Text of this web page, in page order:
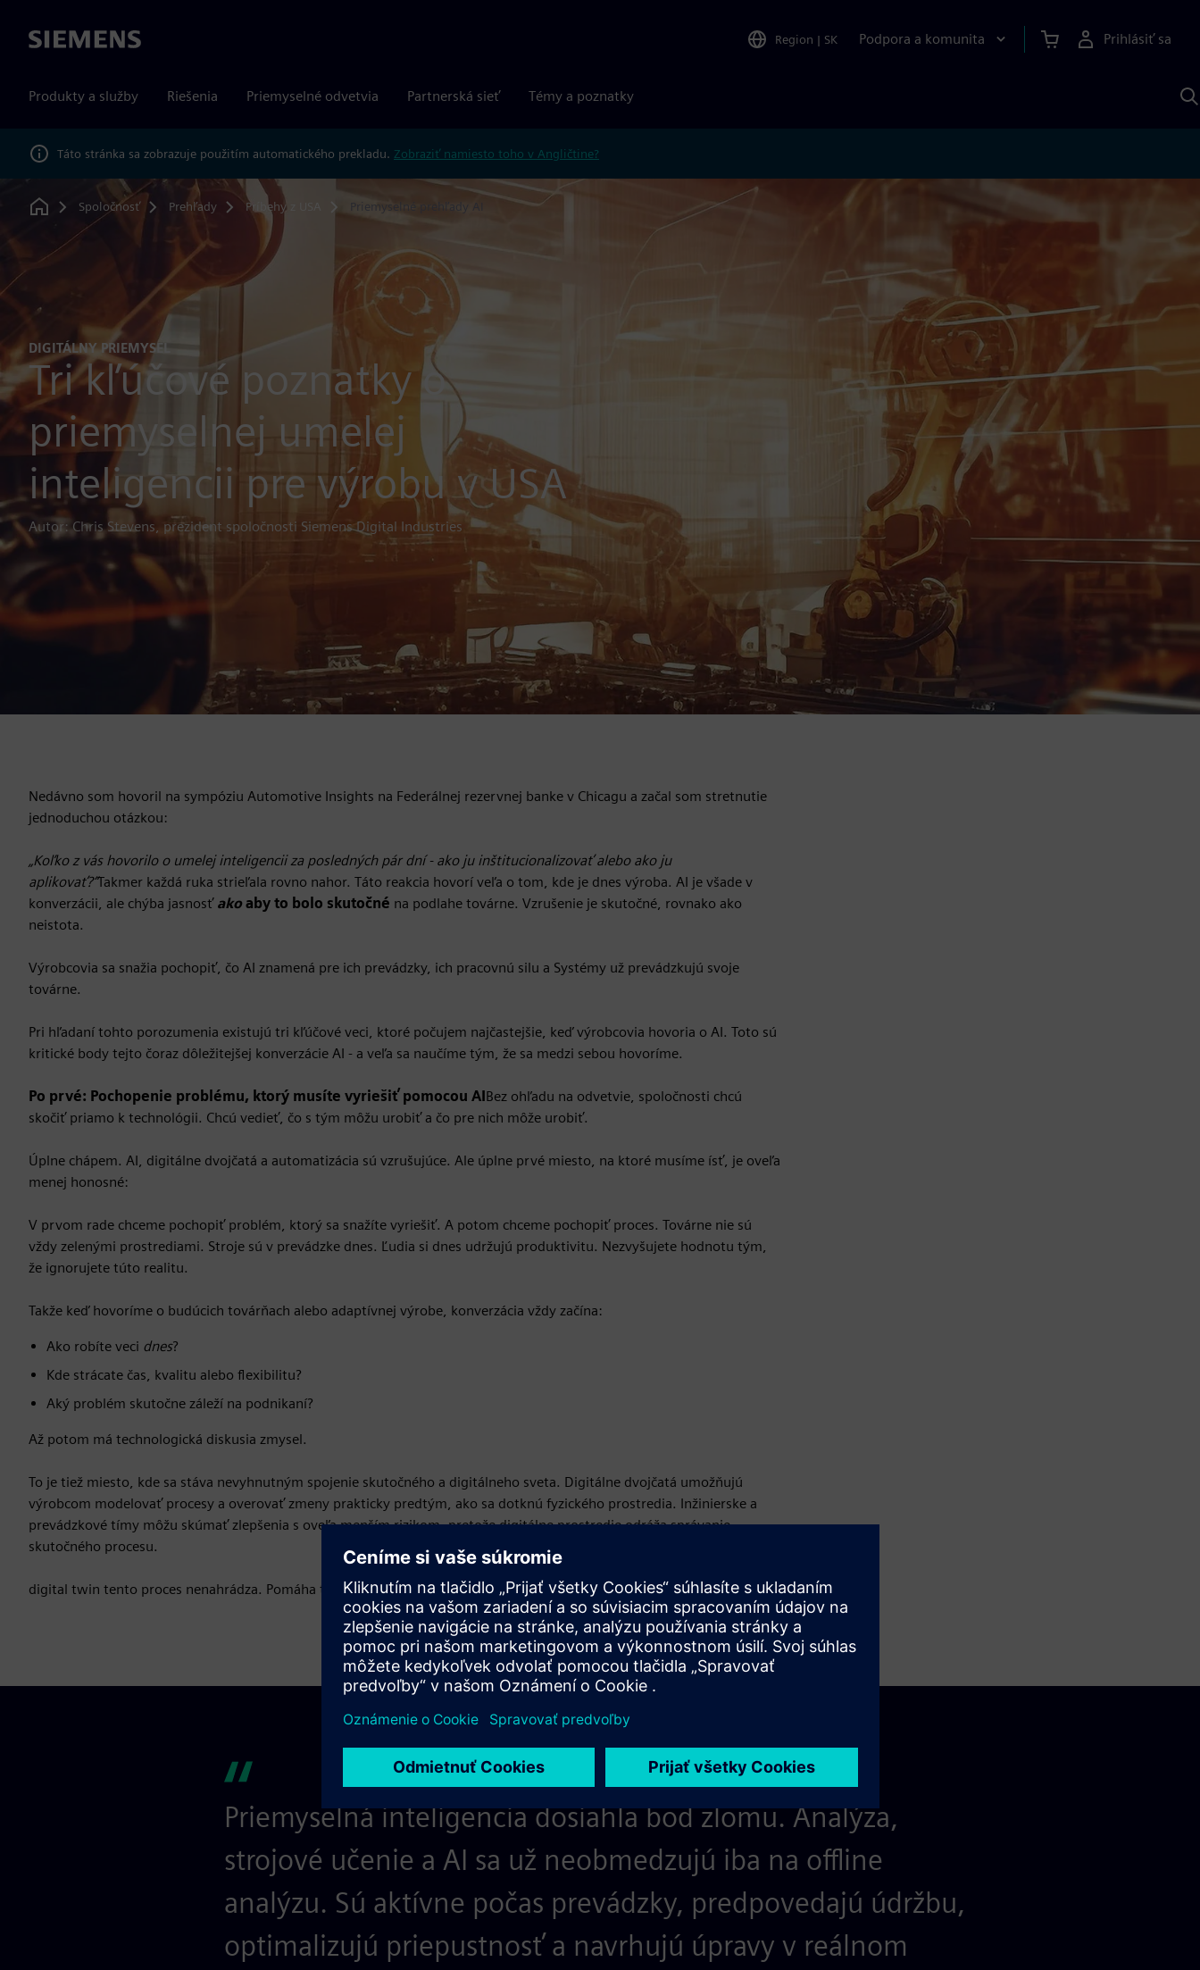
Siemens Region | SK Podpora a komunita Prihlásiť sa
Produkty a služby Riešenia Priemyselné odvetvia Partnerská sieť Témy a poznatky
Táto stránka sa zobrazuje použitím automatického prekladu. Zobraziť namiesto toho v Angličtine?
Home
Spoločnosť Prehľady Príbehy z USA Priemyselné prehľady AI
DIGITÁLNY PRIEMYSEL
Tri kľúčové poznatky o
priemyselnej umelej
inteligencii pre výrobu v USA
Autor: Chris Stevens, prezident spoločnosti Siemens Digital Industries
Nedávno som hovoril na sympóziu Automotive Insights na Federálnej rezervnej banke v Chicagu a začal som stretnutie
jednoduchou otázkou:
„Koľko z vás hovorilo o umelej inteligencii za posledných pár dní - ako ju inštitucionalizovať alebo ako ju
aplikovať?“Takmer každá ruka strieľala rovno nahor. Táto reakcia hovorí veľa o tom, kde je dnes výroba. AI je všade v
konverzácii, ale chýba jasnosť ako aby to bolo skutočné na podlahe továrne. Vzrušenie je skutočné, rovnako ako
neistota.
Výrobcovia sa snažia pochopiť, čo AI znamená pre ich prevádzky, ich pracovnú silu a Systémy už prevádzkujú svoje
továrne.
Pri hľadaní tohto porozumenia existujú tri kľúčové veci, ktoré počujem najčastejšie, keď výrobcovia hovoria o AI. Toto sú
kritické body tejto čoraz dôležitejšej konverzácie AI - a veľa sa naučíme tým, že sa medzi sebou hovoríme.
Po prvé: Pochopenie problému, ktorý musíte vyriešiť pomocou AIBez ohľadu na odvetvie, spoločnosti chcú
skočiť priamo k technológii. Chcú vedieť, čo s tým môžu urobiť a čo pre nich môže urobiť.
Úplne chápem. AI, digitálne dvojčatá a automatizácia sú vzrušujúce. Ale úplne prvé miesto, na ktoré musíme ísť, je oveľa
menej honosné:
V prvom rade chceme pochopiť problém, ktorý sa snažíte vyriešiť. A potom chceme pochopiť proces. Továrne nie sú
vždy zelenými prostrediami. Stroje sú v prevádzke dnes. Ľudia si dnes udržujú produktivitu. Nezvyšujete hodnotu tým,
že ignorujete túto realitu.
Takže keď hovoríme o budúcich továrňach alebo adaptívnej výrobe, konverzácia vždy začína:
Ako robíte veci dnes?
Kde strácate čas, kvalitu alebo flexibilitu?
Aký problém skutočne záleží na podnikaní?
Až potom má technologická diskusia zmysel.
To je tiež miesto, kde sa stáva nevyhnutným spojenie skutočného a digitálneho sveta. Digitálne dvojčatá umožňujú
výrobcom modelovať procesy a overovať zmeny prakticky predtým, ako sa dotknú fyzického prostredia. Inžinierske a
prevádzkové tímy môžu skúmať zlepšenia s oveľa menším rizikom, pretože digitálne prostredie odráža správanie
skutočného procesu.
digital twin tento proces nenahrádza. Pomáha to optimalizovať.
Priemyselná inteligencia dosiahla bod zlomu. Analýza,
strojové učenie a AI sa už neobmedzujú iba na offline
analýzu. Sú aktívne počas prevádzky, predpovedajú údržbu,
optimalizujú priepustnosť a navrhujú úpravy v reálnom